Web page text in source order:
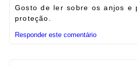
Gosto de ler sobre os anjos e
proteção.
Responder este comentário